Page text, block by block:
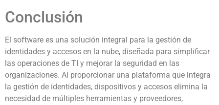
Conclusión
El software es una solución integral para la gestión de
identidades y accesos en la nube, diseñada para simplificar
las operaciones de TI y mejorar la seguridad en las
organizaciones. Al proporcionar una plataforma que integra
la gestión de identidades, dispositivos y accesos elimina la
necesidad de múltiples herramientas y proveedores,